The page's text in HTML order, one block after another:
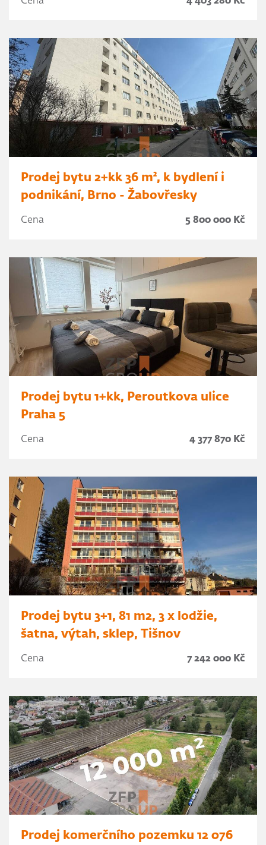
Prodej bytu 2+kk 36 m², k bydlení i
podnikání, Brno - Žabovřesky
Cena 5 800 000 Kč
Prodej bytu 1+kk, Peroutkova ulice
Praha 5
Cena 4 377 870 Kč
Prodej bytu 3+1, 81 m2, 3 x lodžie,
šatna, výtah, sklep, Tišnov
Cena 7 242 000 Kč
Prodej komerčního pozemku 12 076